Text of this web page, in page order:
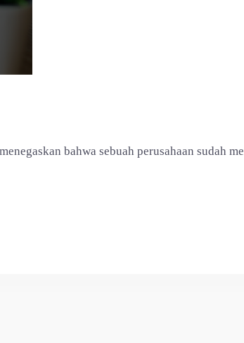
bahwa sebuah perusahaan sudah